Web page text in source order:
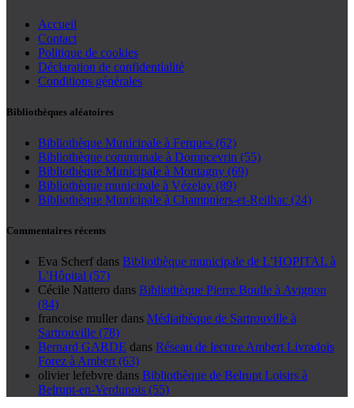
Accueil
Contact
Politique de cookies
Déclaration de confidentialité
Conditions générales
Bibliothèques aléatoires
Bibliothèque Municipale à Ferques (62)
Bibliothèque communale à Dompcevrin (55)
Bibliothèque Municipale à Montagny (69)
Bibliothèque municipale à Vézelay (89)
Bibliothèque Municipale à Champniers-et-Reilhac (24)
Commentaires récents
Eva Scherf dans Bibliothèque municipale de L’HOPITAL à
L’Hôpital (57)
Cécile Nattero dans Bibliothèque Pierre Boulle à Avignon
(84)
francoise muller dans Médiathèque de Sartrouville à
Sartrouville (78)
Bernard GARDE dans Réseau de lecture Ambert Livradois
Forez à Ambert (63)
olivier lefebvre dans Bibliothèque de Belrupt Loisirs à
Belrupt-en-Verdunois (55)